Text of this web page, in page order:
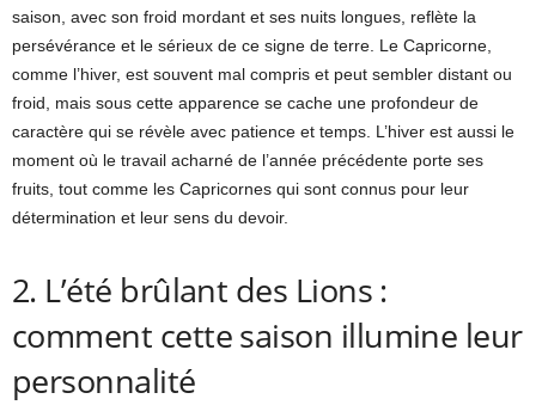
saison, avec son froid mordant et ses nuits longues, reflète la
persévérance et le sérieux de ce signe de terre. Le Capricorne,
comme l’hiver, est souvent mal compris et peut sembler distant ou
froid, mais sous cette apparence se cache une profondeur de
caractère qui se révèle avec patience et temps. L’hiver est aussi le
moment où le travail acharné de l’année précédente porte ses
fruits, tout comme les Capricornes qui sont connus pour leur
détermination et leur sens du devoir.
2. L’été brûlant des Lions :
comment cette saison illumine leur
personnalité